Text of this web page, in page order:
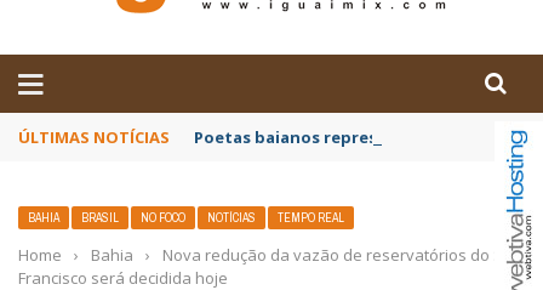
ÚLTIMAS NOTÍCIAS Poetas baianos representam o Brasil no
BAHIA BRASIL NO FOCO NOTÍCIAS TEMPO REAL
Home › Bahia ›
Nova redução da vazão de reservatórios do São
Francisco será decidida hoje